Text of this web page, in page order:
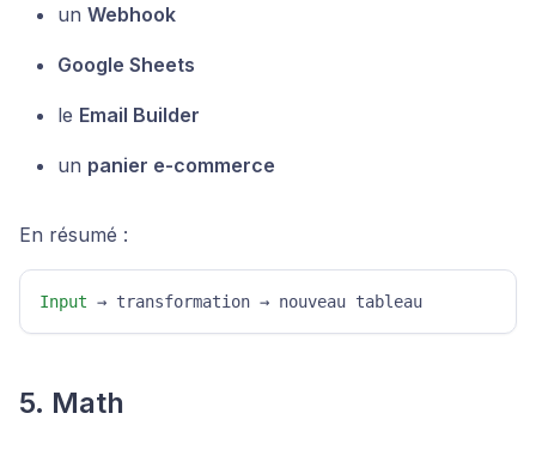
un Webhook
Google Sheets
le Email Builder
un panier e-commerce
En résumé :
Input → transformation → nouveau tableau
5. Math